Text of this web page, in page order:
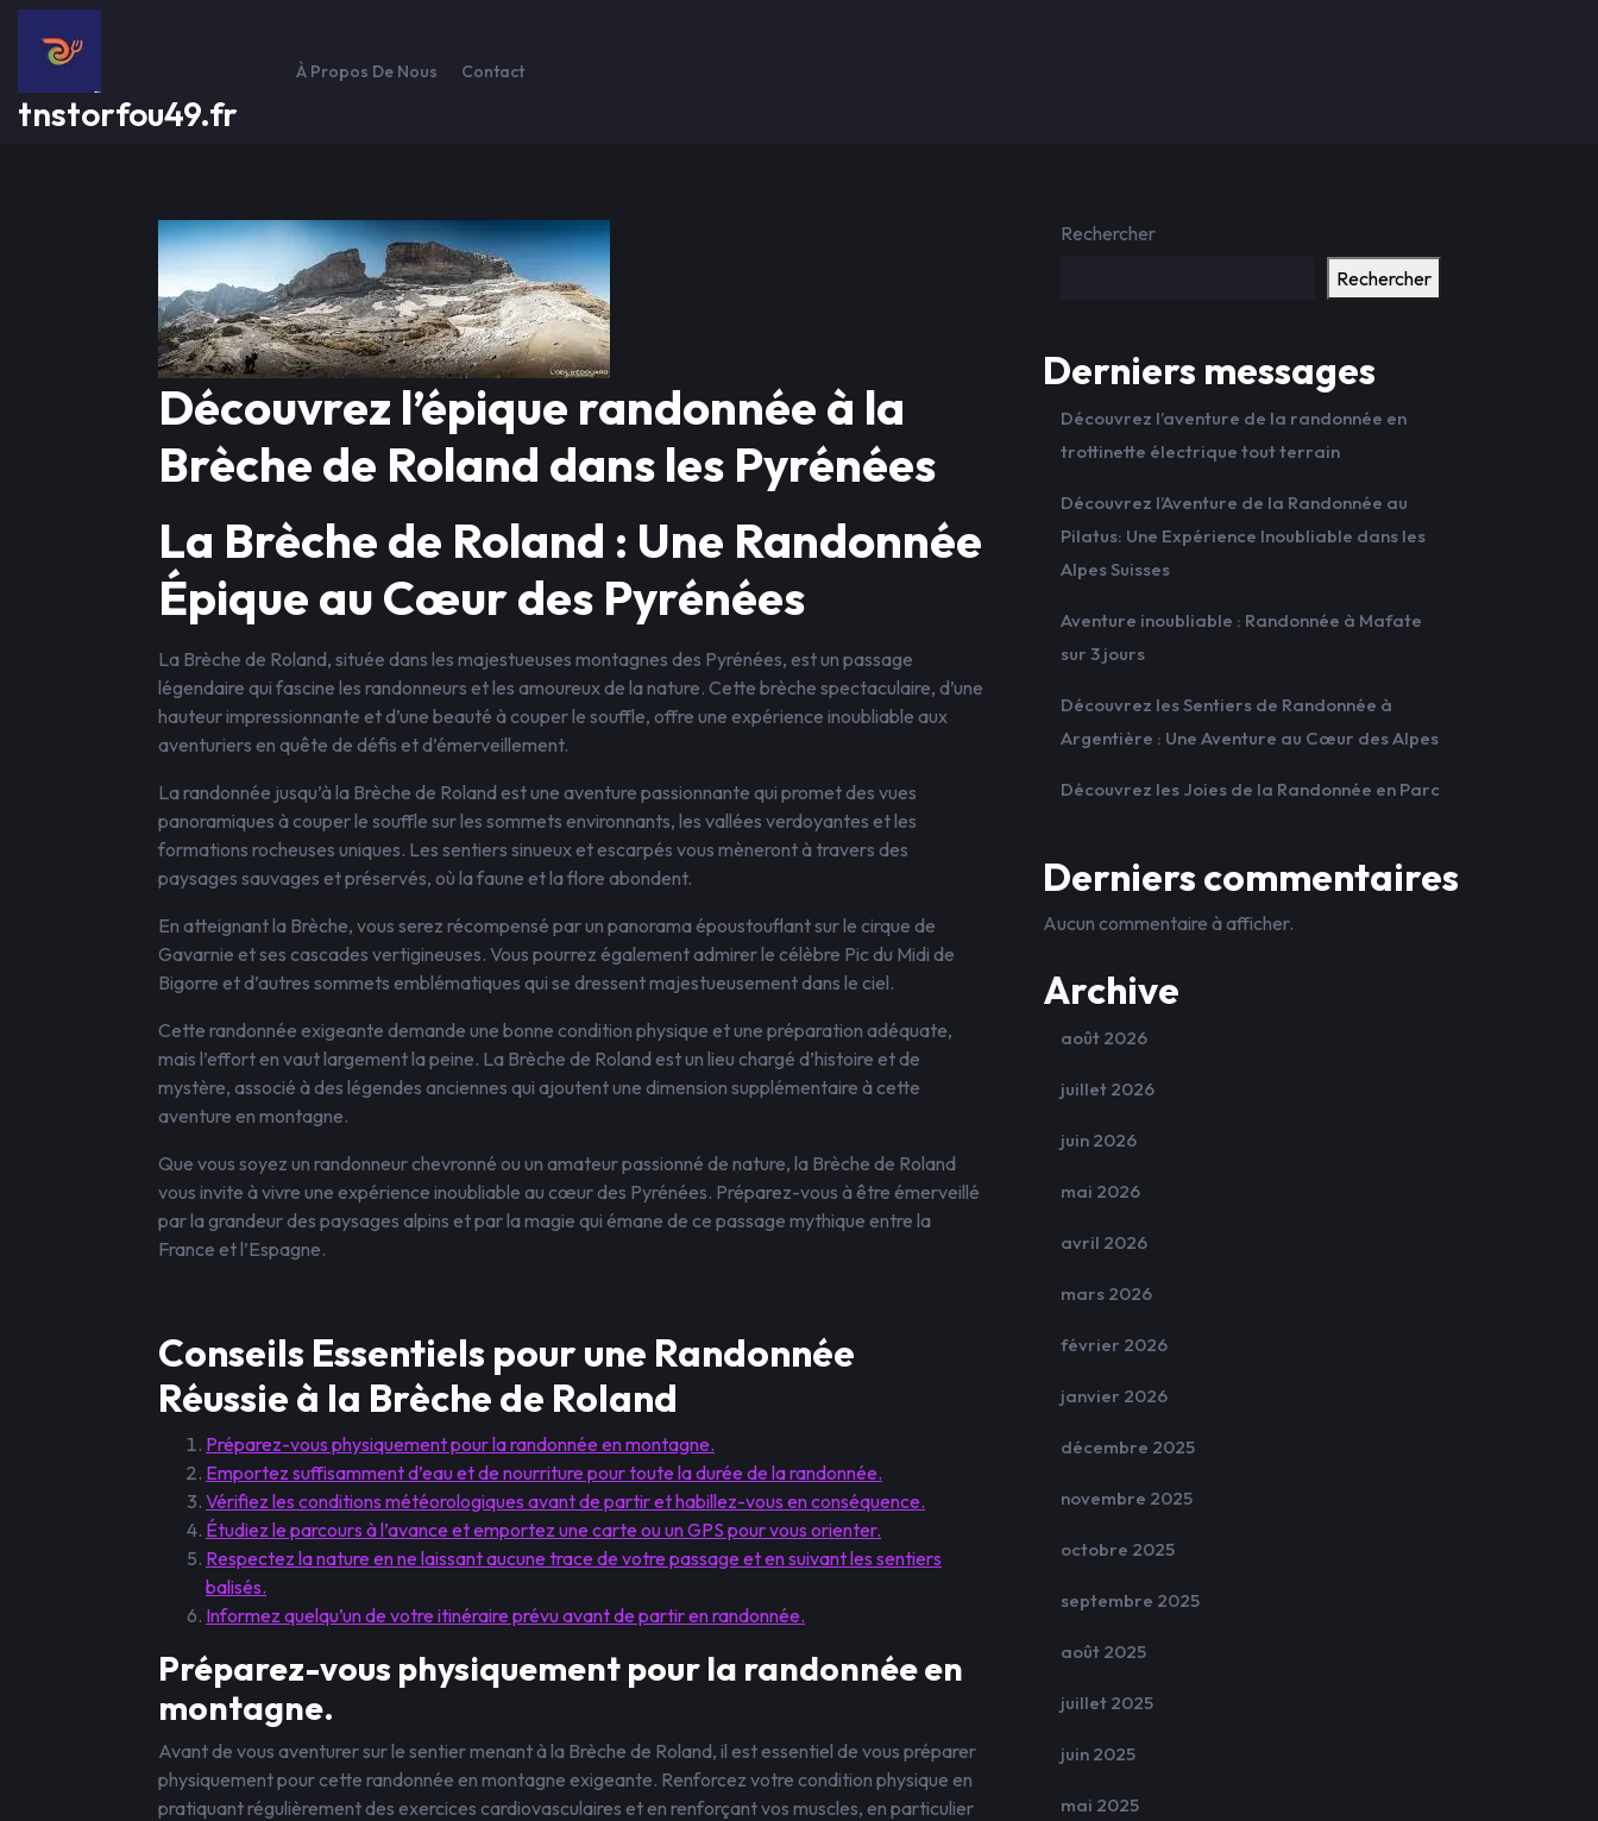
Passer
contenu
tnstorfou49.fr
À Propos De Nous Contact
Découvrez l’épique randonnée à la
Brèche de Roland dans les Pyrénées
La Brèche de Roland : Une Randonnée
Épique au Cœur des Pyrénées
La Brèche de Roland, située dans les majestueuses montagnes des Pyrénées, est un passage
légendaire qui fascine les randonneurs et les amoureux de la nature. Cette brèche spectaculaire, d’une
hauteur impressionnante et d’une beauté à couper le souffle, offre une expérience inoubliable aux
aventuriers en quête de défis et d’émerveillement.
La randonnée jusqu’à la Brèche de Roland est une aventure passionnante qui promet des vues
panoramiques à couper le souffle sur les sommets environnants, les vallées verdoyantes et les
formations rocheuses uniques. Les sentiers sinueux et escarpés vous mèneront à travers des
paysages sauvages et préservés, où la faune et la flore abondent.
En atteignant la Brèche, vous serez récompensé par un panorama époustouflant sur le cirque de
Gavarnie et ses cascades vertigineuses. Vous pourrez également admirer le célèbre Pic du Midi de
Bigorre et d’autres sommets emblématiques qui se dressent majestueusement dans le ciel.
Cette randonnée exigeante demande une bonne condition physique et une préparation adéquate,
mais l’effort en vaut largement la peine. La Brèche de Roland est un lieu chargé d’histoire et de
mystère, associé à des légendes anciennes qui ajoutent une dimension supplémentaire à cette
aventure en montagne.
Que vous soyez un randonneur chevronné ou un amateur passionné de nature, la Brèche de Roland
vous invite à vivre une expérience inoubliable au cœur des Pyrénées. Préparez-vous à être émerveillé
par la grandeur des paysages alpins et par la magie qui émane de ce passage mythique entre la
France et l’Espagne.
Conseils Essentiels pour une Randonnée
Réussie à la Brèche de Roland
Préparez-vous physiquement pour la randonnée en montagne.
Emportez suffisamment d’eau et de nourriture pour toute la durée de la randonnée.
Vérifiez les conditions météorologiques avant de partir et habillez-vous en conséquence.
Étudiez le parcours à l’avance et emportez une carte ou un GPS pour vous orienter.
Respectez la nature en ne laissant aucune trace de votre passage et en suivant les sentiers
balisés.
Informez quelqu’un de votre itinéraire prévu avant de partir en randonnée.
Préparez-vous physiquement pour la randonnée en
montagne.
Avant de vous aventurer sur le sentier menant à la Brèche de Roland, il est essentiel de vous préparer
physiquement pour cette randonnée en montagne exigeante. Renforcez votre condition physique en
pratiquant régulièrement des exercices cardiovasculaires et en renforçant vos muscles, en particulier
Rechercher
Rechercher
Derniers messages
Découvrez l’aventure de la randonnée en
trottinette électrique tout terrain
Découvrez l’Aventure de la Randonnée au
Pilatus: Une Expérience Inoubliable dans les
Alpes Suisses
Aventure inoubliable : Randonnée à Mafate
sur 3 jours
Découvrez les Sentiers de Randonnée à
Argentière : Une Aventure au Cœur des Alpes
Découvrez les Joies de la Randonnée en Parc
Derniers commentaires
Aucun commentaire à afficher.
Archive
août 2026
juillet 2026
juin 2026
mai 2026
avril 2026
mars 2026
février 2026
janvier 2026
décembre 2025
novembre 2025
octobre 2025
septembre 2025
août 2025
juillet 2025
juin 2025
mai 2025